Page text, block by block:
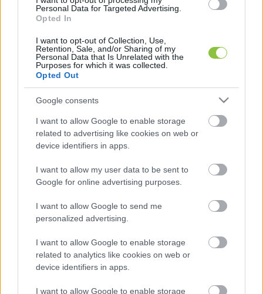
Personal Data for Targeted Advertising.
Opted In
I want to opt-out of Collection, Use,
Retention, Sale, and/or Sharing of my
Personal Data that Is Unrelated with the
Purposes for which it was collected.
Opted Out
Google consents
I want to allow Google to enable storage
related to advertising like cookies on web or
device identifiers in apps.
I want to allow my user data to be sent to
Google for online advertising purposes.
I want to allow Google to send me
personalized advertising.
I want to allow Google to enable storage
related to analytics like cookies on web or
device identifiers in apps.
I want to allow Google to enable storage
Az első Szárszói Találkozót 1993-ban rendezte
és családja. 2016-ig minden évben (egy nagyobb
szünettel) a család kertjében jöhettek össze a
magyar politikai, gazdasági, tudományos és
művészeti élet képviselői, hogy az ország
aktuális ügyeiről vitatkozzanak.
Orbán Viktor, a Fidesz elnöke is a résztvevők
hagyományosan inkább a balliberális elit
Az új Szárszói Találkozó nem a Balaton-parton,
hanem Budapesten, a Margit-szigeten lesz
szeptember 9-én, ezért az zártkörű összejövetel
nevét is SzázSzó Találkozóra változtatták. A
szervezők szerint „ugyanazt és ugyanúgy